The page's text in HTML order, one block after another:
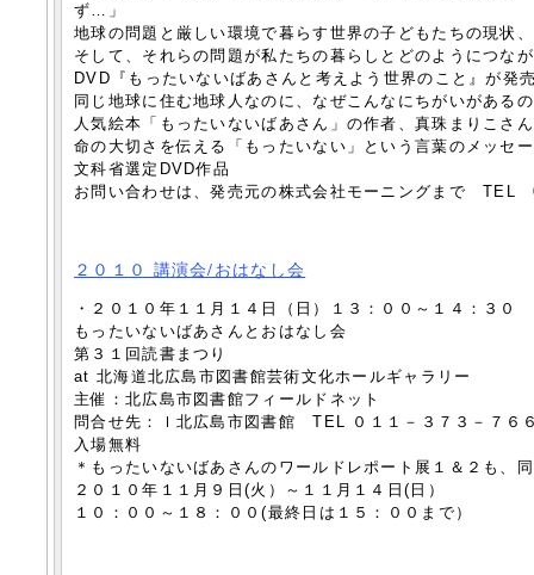
ず…」
地球の問題と厳しい環境で暮らす世界の子どもたちの現状、
そして、それらの問題が私たちの暮らしとどのようにつな
DVD『もったいないばあさんと考えよう世界のこと』が発
同じ地球に住む地球人なのに、なぜこんなにちがいがある
人気絵本「もったいないばあさん」の作者、真珠まりこさ
命の大切さを伝える「もったいない」という言葉のメッセ
文科省選定DVD作品
お問い合わせは、発売元の株式会社モーニングまで TEL
２０１０ 講演会/おはなし会
・２０１０年１１月１４日（日）１３：００～１４：３０
もったいないばあさんとおはなし会
第３１回読書まつり
at 北海道北広島市図書館芸術文化ホールギャラリー
主催：北広島市図書館フィールドネット
問合せ先：ｌ北広島市図書館 TEL ０１１－３７３－７６
入場無料
＊もったいないばあさんのワールドレポート展１＆２も、
２０１０年１１月９日(火）～１１月１４日(日）
１０：００～１８：００(最終日は１５：００まで）